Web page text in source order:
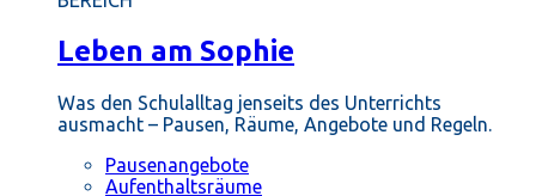
Leben am Sophie
Was den Schulalltag jenseits des Unterrichts
ausmacht – Pausen, Räume, Angebote und Regeln.
Pausenangebote
Aufenthaltsräume